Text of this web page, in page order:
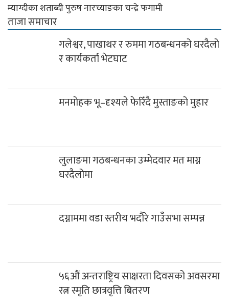
म्याग्दीका शताब्दी पुरुष नारच्याङका चन्द्रे फगामी
ताजा समाचार
गलेश्वर, पाखाथर र रुममा गठबन्धनको घरदैलो
र कार्यकर्ता भेटघाट
मनमोहक भू–दृश्यले फेरिँदै मुस्ताङको मुहार
लुलाङमा गठबन्धनका उम्मेदवार मत माग्न
घरदैलोमा
दग्नाममा वडा स्तरीय भदौरे गाउँसभा सम्पन्न
५६औं अन्तराष्ट्रिय साक्षरता दिवसको अवसरमा
रत्न स्मृति छात्रवृत्ति बितरण